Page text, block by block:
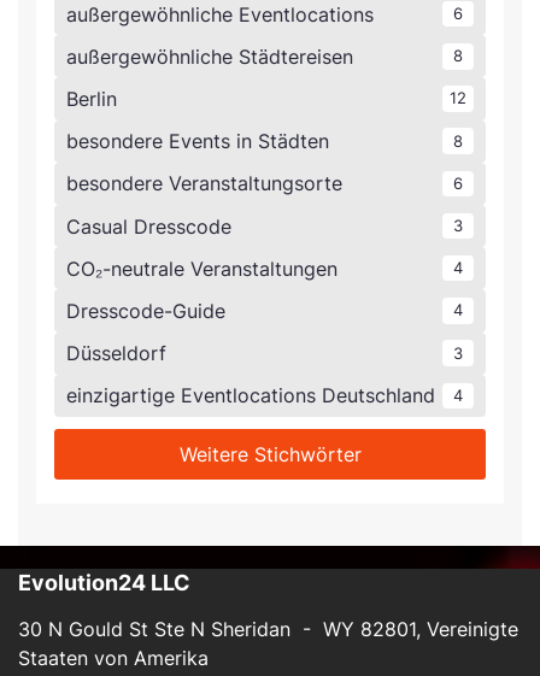
außergewöhnliche Eventlocations 6
außergewöhnliche Städtereisen 8
Berlin 12
besondere Events in Städten 8
besondere Veranstaltungsorte 6
Casual Dresscode 3
CO₂-neutrale Veranstaltungen 4
Dresscode-Guide 4
Düsseldorf 3
einzigartige Eventlocations Deutschland 4
Weitere Stichwörter
Evolution24 LLC
30 N Gould St Ste N Sheridan - WY 82801, Vereinigte
Staaten von Amerika